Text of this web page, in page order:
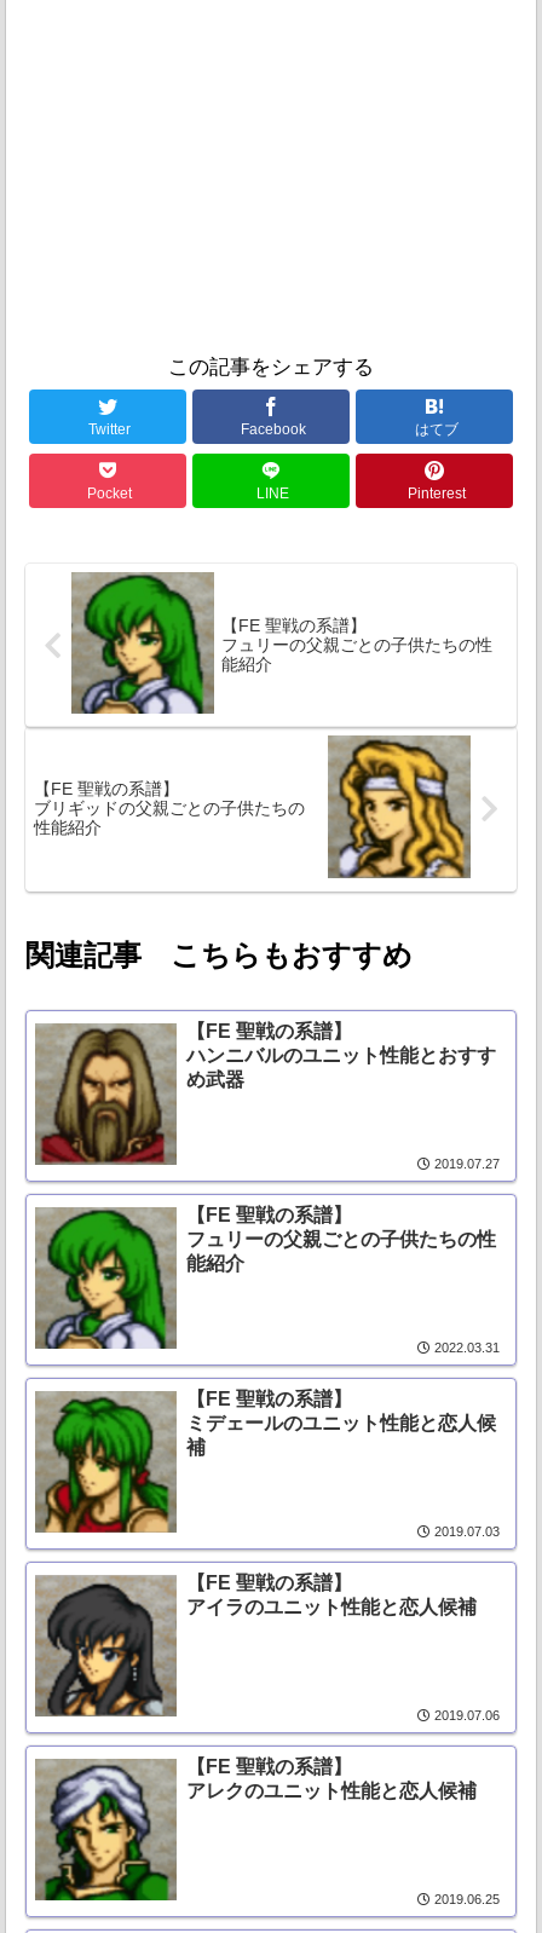
この記事をシェアする
Twitter Facebook はてブ
Pocket LINE Pinterest
【FE 聖戦の系譜】
フュリーの父親ごとの子供たちの性
能紹介
【FE 聖戦の系譜】
ブリギッドの父親ごとの子供たちの
性能紹介
関連記事 こちらもおすすめ
【FE 聖戦の系譜】
ハンニバルのユニット性能とおすす
め武器
2019.07.27
【FE 聖戦の系譜】
フュリーの父親ごとの子供たちの性
能紹介
2022.03.31
【FE 聖戦の系譜】
ミデェールのユニット性能と恋人候
補
2019.07.03
【FE 聖戦の系譜】
アイラのユニット性能と恋人候補
2019.07.06
【FE 聖戦の系譜】
アレクのユニット性能と恋人候補
2019.06.25